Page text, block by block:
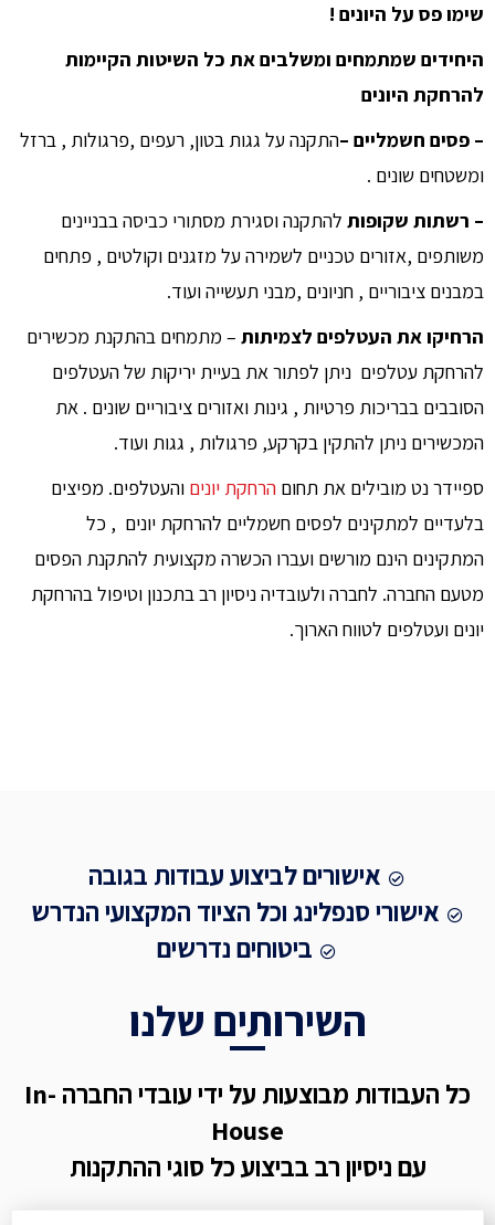
שימו פס על היונים !
היחידים שמתמחים ומשלבים את כל השיטות הקיימות
להרחקת היונים
– פסים חשמליים –התקנה על גגות בטון, רעפים ,פרגולות , ברזל
ומשטחים שונים .
– רשתות שקופות להתקנה וסגירת מסתורי כביסה בבניינים
משותפים ,אזורים טכניים לשמירה על מזגנים וקולטים , פתחים
במבנים ציבוריים , חניונים ,מבני תעשייה ועוד.
הרחיקו את העטלפים לצמיתות – מתמחים בהתקנת מכשירים
להרחקת עטלפים ניתן לפתור את בעיית יריקות של העטלפים
הסובבים בבריכות פרטיות , גינות ואזורים ציבוריים שונים . את
המכשירים ניתן להתקין בקרקע, פרגולות , גגות ועוד.
ספיידר נט מובילים את תחום הרחקת יונים והעטלפים. מפיצים
בלעדיים למתקינים לפסים חשמליים להרחקת יונים , כל
המתקינים הינם מורשים ועברו הכשרה מקצועית להתקנת הפסים
מטעם החברה. לחברה ולעובדיה ניסיון רב בתכנון וטיפול בהרחקת
יונים ועטלפים לטווח הארוך.
אישורים לביצוע עבודות בגובה
אישורי סנפלינג וכל הציוד המקצועי הנדרש
ביטוחים נדרשים
השירותים שלנו
כל העבודות מבוצעות על ידי עובדי החברה In-
House
עם ניסיון רב בביצוע כל סוגי ההתקנות